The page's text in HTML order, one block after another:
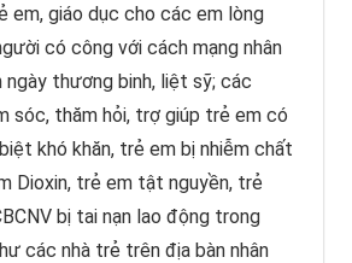
em, giáo dục cho các em lòng
có công với cách mạng nhân
ngày thương binh, liệt sỹ; các
sóc, thăm hỏi, trợ giúp trẻ em có
khó khăn, trẻ em bị nhiễm chất
Dioxin, trẻ em tật nguyền, trẻ
bị tai nạn lao động trong
các nhà trẻ trên địa bàn nhân